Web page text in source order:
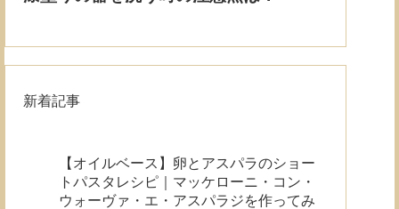
新着記事
【オイルベース】卵とアスパラのショー
トパスタレシピ｜マッケローニ・コン・
ウォーヴァ・エ・アスパラジを作ってみ